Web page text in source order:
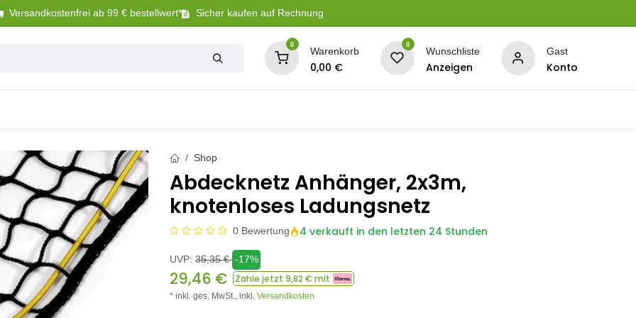
Versandkostenfrei ab 99 € bestellwert* Sicher kaufen auf Rechnung
0
Warenkorb
0,00 €
0
Wunschliste
Anzeigen
Gast
Konto
Shop
Abdecknetz Anhänger, 2x3m,
knotenloses Ladungsnetz
0 Bewertung 4 verkauft in den letzten 24 Stunden
UVP: 35,35€ -17%
29,46 € Zahle jetzt 9,82 € mit
* inkl. ges. MwSt., inkl. Versandkosten